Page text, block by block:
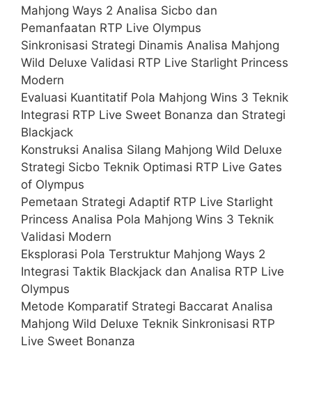
Mahjong Ways 2 Analisa Sicbo dan
Pemanfaatan RTP Live Olympus
Sinkronisasi Strategi Dinamis Analisa Mahjong
Wild Deluxe Validasi RTP Live Starlight Princess
Modern
Evaluasi Kuantitatif Pola Mahjong Wins 3 Teknik
Integrasi RTP Live Sweet Bonanza dan Strategi
Blackjack
Konstruksi Analisa Silang Mahjong Wild Deluxe
Strategi Sicbo Teknik Optimasi RTP Live Gates
of Olympus
Pemetaan Strategi Adaptif RTP Live Starlight
Princess Analisa Pola Mahjong Wins 3 Teknik
Validasi Modern
Eksplorasi Pola Terstruktur Mahjong Ways 2
Integrasi Taktik Blackjack dan Analisa RTP Live
Olympus
Metode Komparatif Strategi Baccarat Analisa
Mahjong Wild Deluxe Teknik Sinkronisasi RTP
Live Sweet Bonanza